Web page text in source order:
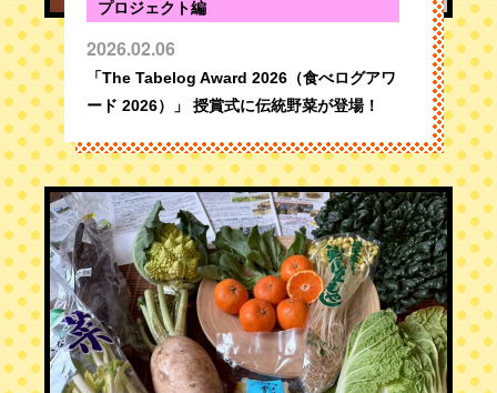
プロジェクト編
2026.02.06
「The Tabelog Award 2026（食べログアワ
ード 2026）」 授賞式に伝統野菜が登場！